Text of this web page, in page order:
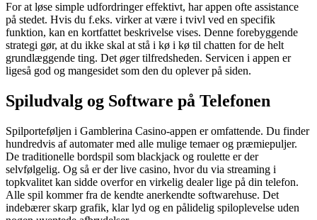
For at løse simple udfordringer effektivt, har appen ofte assistance
på stedet. Hvis du f.eks. virker at være i tvivl ved en specifik
funktion, kan en kortfattet beskrivelse vises. Denne forebyggende
strategi gør, at du ikke skal at stå i kø i kø til chatten for de helt
grundlæggende ting. Det øger tilfredsheden. Servicen i appen er
ligeså god og mangesidet som den du oplever på siden.
Spiludvalg og Software på Telefonen
Spilporteføljen i Gamblerina Casino-appen er omfattende. Du finder
hundredvis af automater med alle mulige temaer og præmiepuljer.
De traditionelle bordspil som blackjack og roulette er der
selvfølgelig. Og så er der live casino, hvor du via streaming i
topkvalitet kan sidde overfor en virkelig dealer lige på din telefon.
Alle spil kommer fra de kendte anerkendte softwarehuse. Det
indebærer skarp grafik, klar lyd og en pålidelig spiloplevelse uden